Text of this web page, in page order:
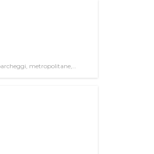
metropolitane,